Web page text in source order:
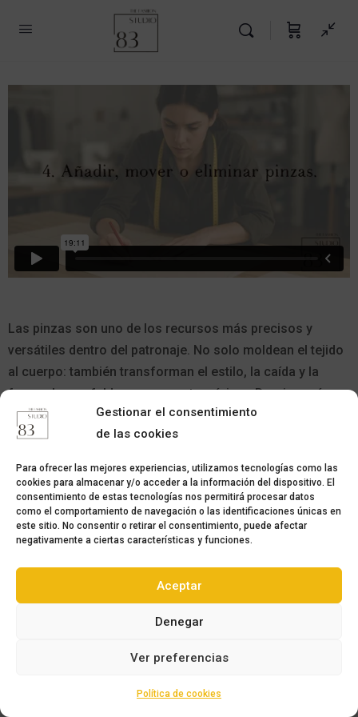
Gestionar el consentimiento
de las cookies
Para ofrecer las mejores experiencias, utilizamos tecnologías como las
cookies para almacenar y/o acceder a la información del dispositivo. El
consentimiento de estas tecnologías nos permitirá procesar datos
como el comportamiento de navegación o las identificaciones únicas en
este sitio. No consentir o retirar el consentimiento, puede afectar
negativamente a ciertas características y funciones.
Aceptar
Denegar
Ver preferencias
Política de cookies
Las pinzas son uno de los recursos más precisos y
versátiles dentro del patronaje. No solo moldean el tejido
al cuerpo: también transforman el estilo, la caída y la
forma de una falda con un gesto mínimo. Dominar cómo
añadirlas, moverlas o eliminarlas te permitirá adaptar
cualquier patrón a diferentes cuerpos, corregir ajustes y